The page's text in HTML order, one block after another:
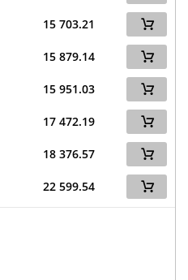
15 703.21
15 879.14
15 951.03
17 472.19
18 376.57
22 599.54